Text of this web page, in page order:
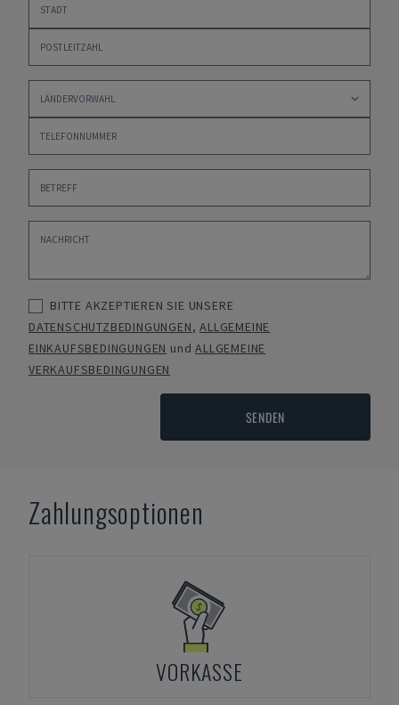
BITTE AKZEPTIEREN SIE UNSERE
DATENSCHUTZBEDINGUNGEN,ALLGEMEINE
EINKAUFSBEDINGUNGEN undALLGEMEINE
VERKAUFSBEDINGUNGEN
SENDEN
Zahlungsoptionen
VORKASSE